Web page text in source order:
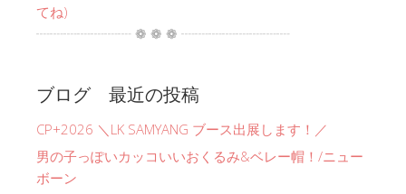
てね)
┈┈┈┈┈┈┈ ❁ ❁ ❁ ┈┈┈┈┈┈┈┈
ブログ 最近の投稿
CP+2026 ＼LK SAMYANG ブース出展します！／
男の子っぽいカッコいいおくるみ&ベレー帽！/ニュー
ボーン